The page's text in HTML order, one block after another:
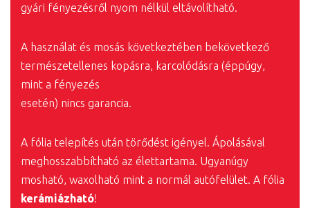
gyári fényezésről nyom nélkül eltávolítható.
A használat és mosás következtében bekövetkező
természetellenes kopásra, karcolódásra (éppúgy,
mint a fényezés
esetén) nincs garancia.
A fólia telepítés után törődést igényel. Ápolásával
meghosszabbítható az élettartama. Ugyanúgy
mosható, waxolható mint a normál autófelület. A fólia
kerámiázható!